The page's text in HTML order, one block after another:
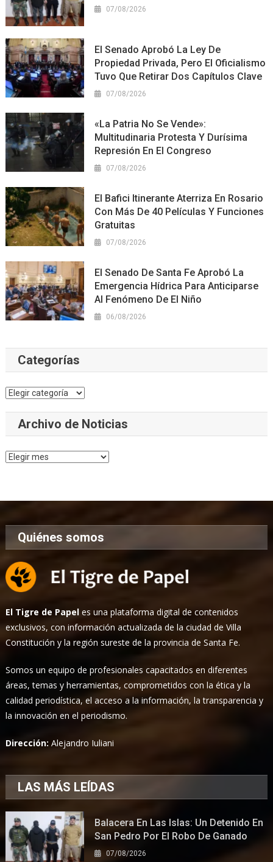
07/08/2026
El Senado Aprobó La Ley De
Propiedad Privada, Pero El Oficialismo
Tuvo Que Retirar Dos Capítulos Clave
07/08/2026
«La Patria No Se Vende»:
Multitudinaria Protesta Y Durísima
Represión En El Congreso
07/08/2026
El Bafici Itinerante Aterriza En Rosario
Con Más De 40 Películas Y Funciones
Gratuitas
07/08/2026
El Senado De Santa Fe Aprobó La
Emergencia Hídrica Para Anticiparse
Al Fenómeno De El Niño
06/08/2026
Categorías
Categorías
Archivo de Noticias
Archivo
Quiénes somos
El Tigre de Papel es una plataforma digital de contenidos
exclusivos, con información actualizada de la ciudad de Villa
Constitución y la región sureste de la provincia de Santa Fe.
Somos un equipo de profesionales capacitados en diferentes
áreas, temas y herramientas, comprometidos con la ética y la
calidad periodística, el acceso a la información, la transparencia y
la innovación en el periodismo.
Dirección:Alejandro Iuliani
LAS MÁS LEÍDAS
Balacera En Las Islas: Un Detenido En
San Pedro Por El Robo De Ganado
07/08/2026